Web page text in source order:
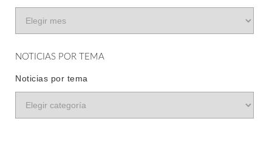
NOTICIAS POR TEMA
Noticias por tema